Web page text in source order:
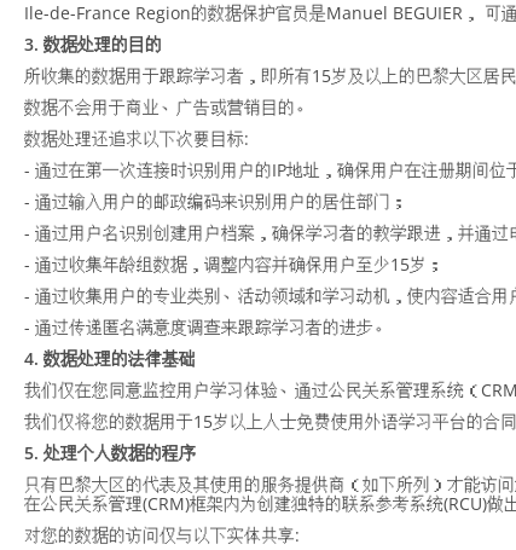
Ile-de-France Region的数据保护官员是Manuel BEGUIER， 可
3. 数据处理的目的
所收集的数据用于跟踪学习者，即所有15岁及以上的巴黎大区居
数据不会用于商业、广告或营销目的。
数据处理还追求以下次要目标:
- 通过在第一次连接时识别用户的IP地址，确保用户在注册期间位
- 通过输入用户的邮政编码来识别用户的居住部门；
- 通过用户名识别创建用户档案，确保学习者的教学跟进，并通过
- 通过收集年龄组数据，调整内容并确保用户至少15岁；
- 通过收集用户的专业类别、活动领域和学习动机，使内容适合用
- 通过传递匿名满意度调查来跟踪学习者的进步。
4. 数据处理的法律基础
我们仅在您同意监控用户学习体验、通过公民关系管理系统（
我们仅将您的数据用于15岁以上人士免费使用外语学习平台的合同
5. 处理个人数据的程序
只有巴黎大区的代表及其使用的服务提供商（如下所列）才能访
在公民关系管理(CRM)框架内为创建独特的联系参考系统(RCU)做
对您的数据的访问仅与以下实体共享: